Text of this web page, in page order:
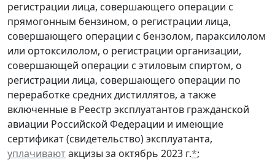
регистрации лица, совершающего операции с
прямогонным бензином, о регистрации лица,
совершающего операции с бензолом, параксилолом
или ортоксилолом, о регистрации организации,
совершающей операции с этиловым спиртом, о
регистрации лица, совершающего операции по
переработке средних дистиллятов, а также
включенные в Реестр эксплуатантов гражданской
авиации Российской Федерации и имеющие
сертификат (свидетельство) эксплуатанта,
уплачиваютакцизы за октябрь 2023 г.*;